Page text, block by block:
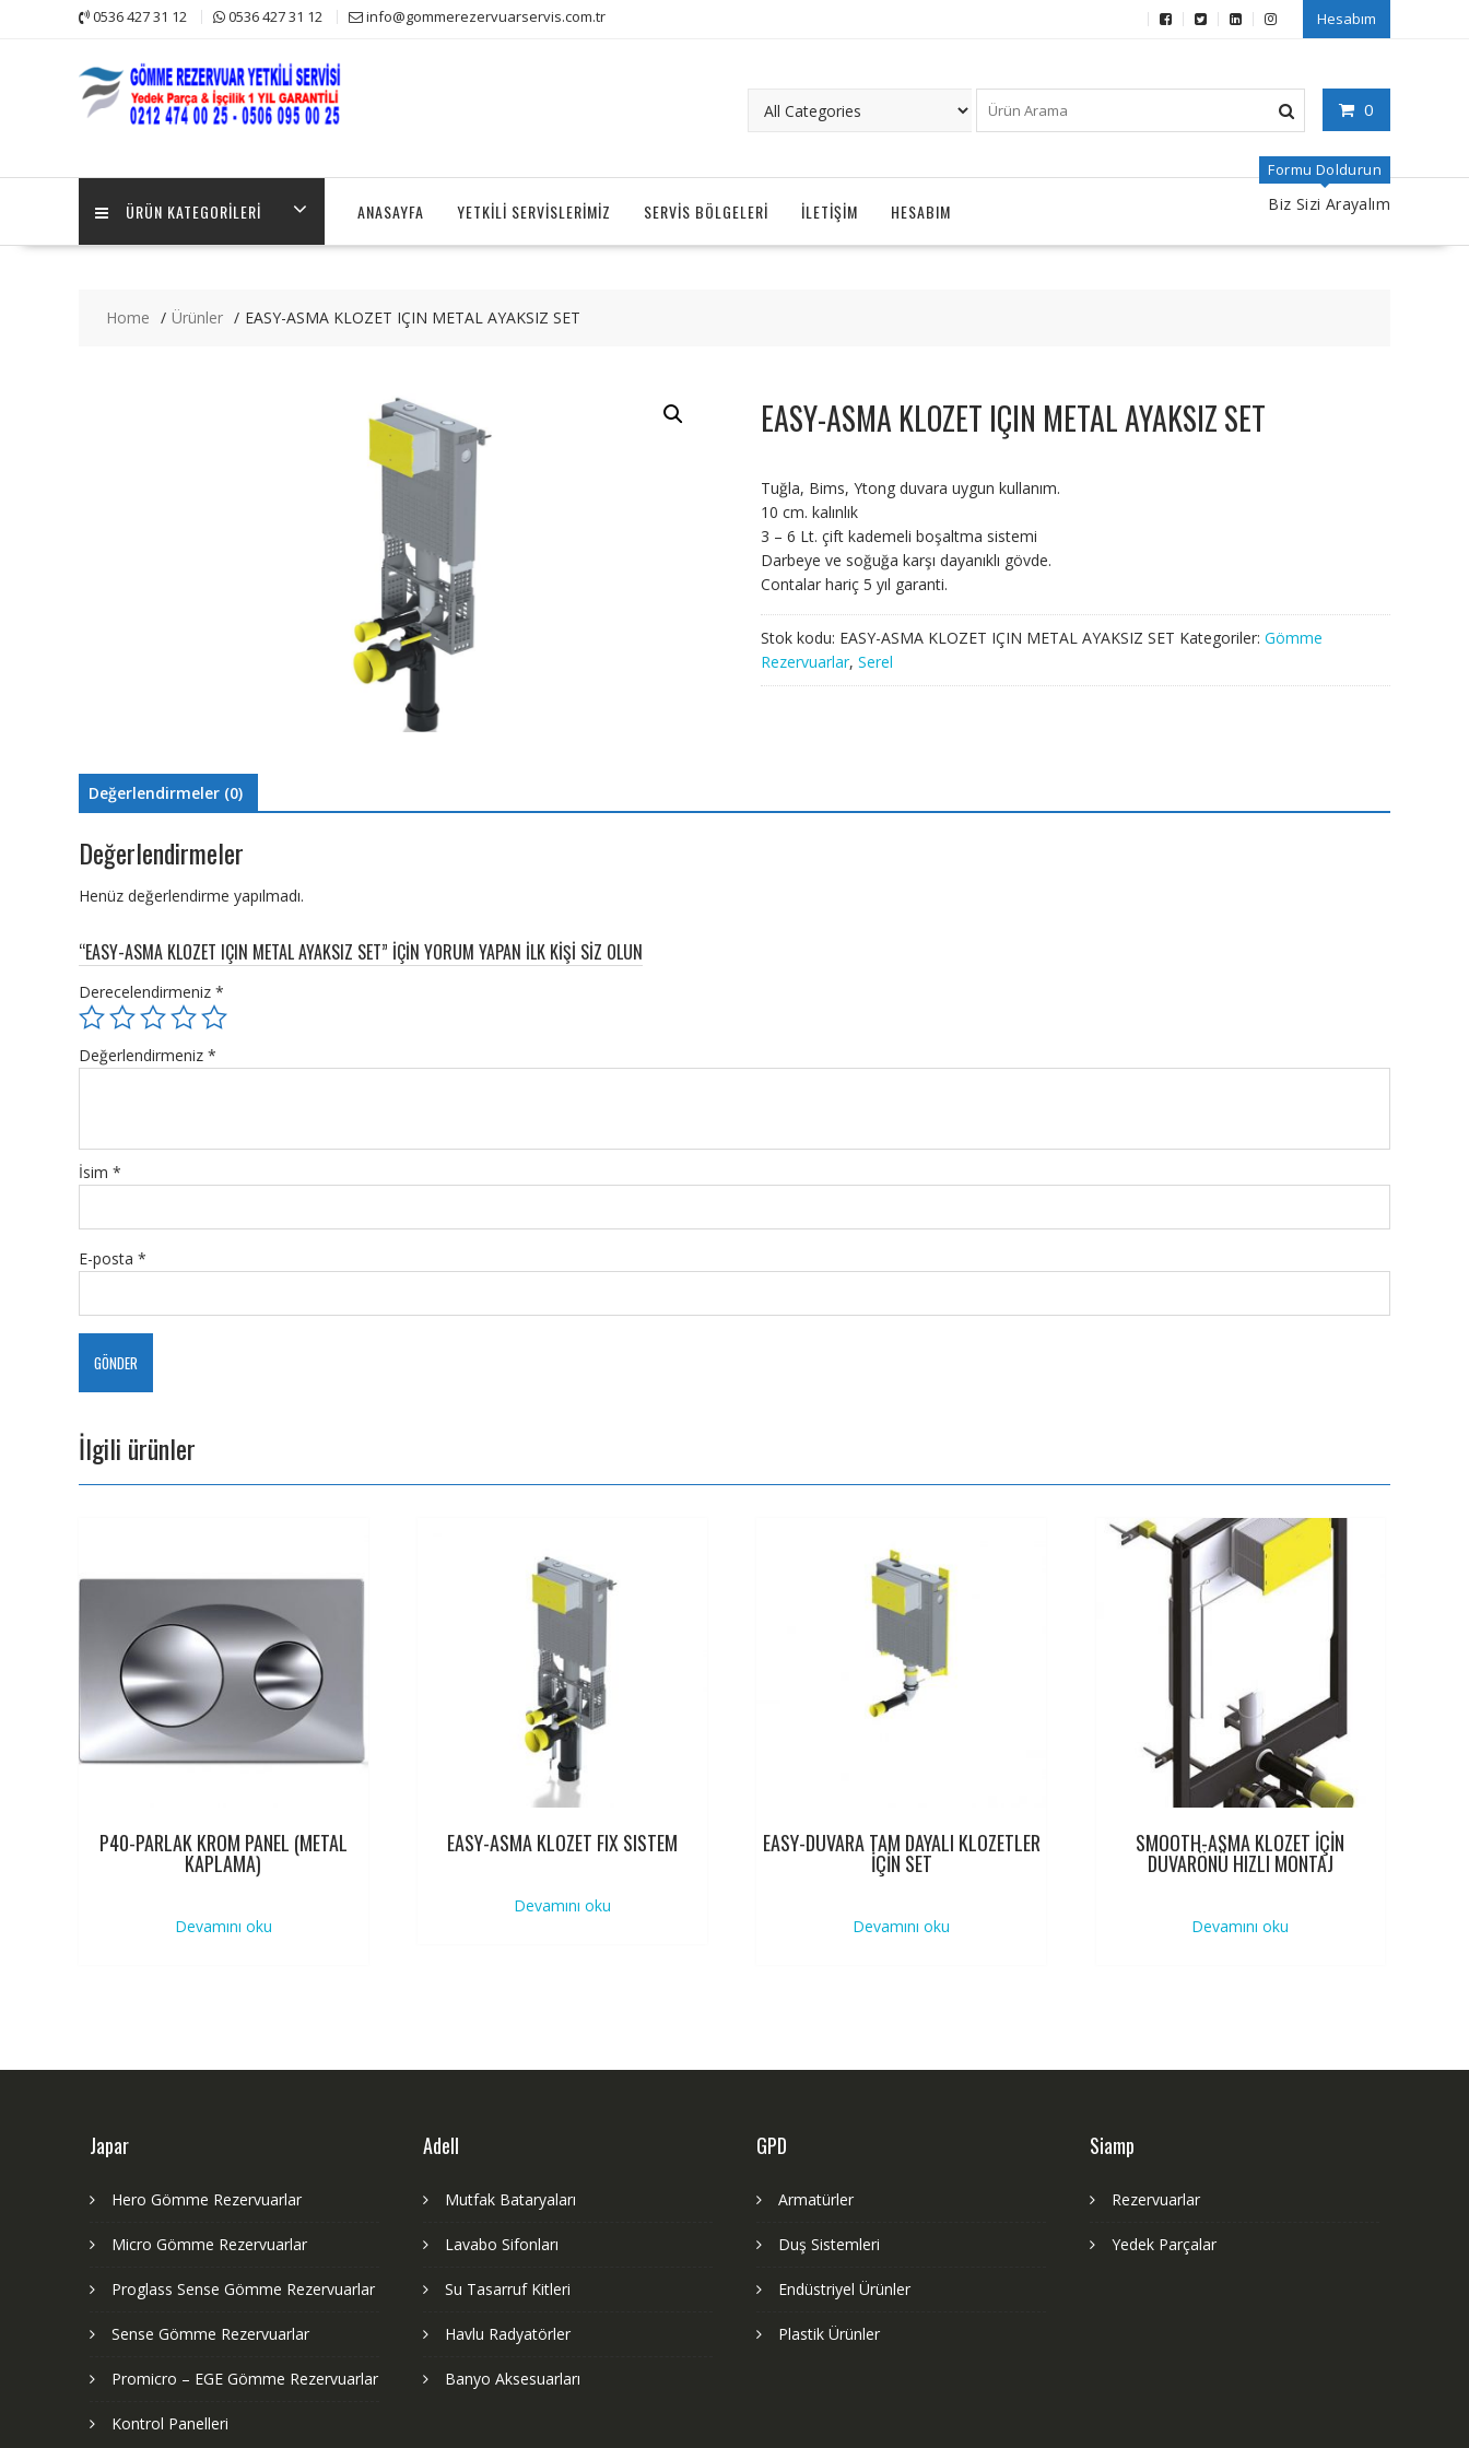
0536 427 31 12 0536 427 31 12 info@gommerezervuarservis.com.tr Hesabım
0
ÜRÜN KATEGORILERI ANASAYFA YETKILI SERVISLERIMIZ SERVIS BÖLGELERI İLETIŞIM HESABIM
Formu Doldurun
Biz Sizi Arayalım
Home Ürünler EASY-ASMA KLOZET IÇIN METAL AYAKSIZ SET
EASY-ASMA KLOZET IÇIN METAL AYAKSIZ SET
Tuğla, Bims, Ytong duvara uygun kullanım.
10 cm. kalınlık
3 – 6 Lt. çift kademeli boşaltma sistemi
Darbeye ve soğuğa karşı dayanıklı gövde.
Contalar hariç 5 yıl garanti.
Stok kodu: EASY-ASMA KLOZET IÇIN METAL AYAKSIZ SET Kategoriler: Gömme
Rezervuarlar, Serel
Değerlendirmeler (0)
Değerlendirmeler
Henüz değerlendirme yapılmadı.
“EASY-ASMA KLOZET IÇIN METAL AYAKSIZ SET” IÇIN YORUM YAPAN ILK KIŞI SIZ OLUN
Derecelendirmeniz *
Değerlendirmeniz *
İsim *
E-posta *
İlgili ürünler
P40-PARLAK KROM PANEL (METAL
KAPLAMA)
Devamını oku
EASY-ASMA KLOZET FIX SISTEM
Devamını oku
EASY-DUVARA TAM DAYALI KLOZETLER
İÇİN SET
Devamını oku
SMOOTH-ASMA KLOZET İÇİN
DUVARÖNÜ HIZLI MONTAJ
Devamını oku
Japar
Hero Gömme Rezervuarlar
Micro Gömme Rezervuarlar
Proglass Sense Gömme Rezervuarlar
Sense Gömme Rezervuarlar
Promicro – EGE Gömme Rezervuarlar
Kontrol Panelleri
Adell
Mutfak Bataryaları
Lavabo Sifonları
Su Tasarruf Kitleri
Havlu Radyatörler
Banyo Aksesuarları
GPD
Armatürler
Duş Sistemleri
Endüstriyel Ürünler
Plastik Ürünler
Siamp
Rezervuarlar
Yedek Parçalar